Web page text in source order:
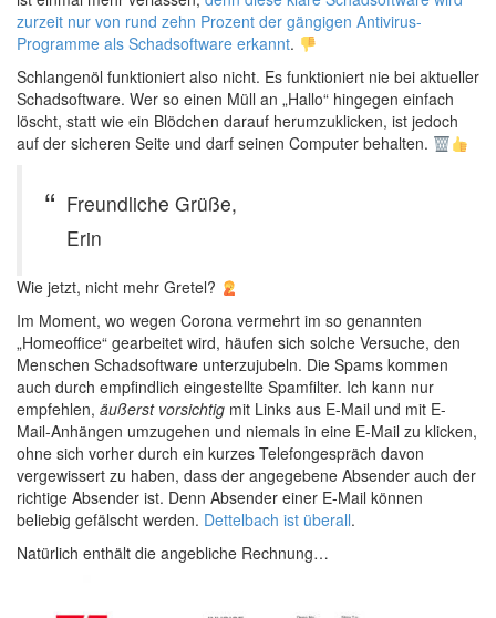
zurzeit nur von rund zehn Prozent der gängigen Antivirus-
Programme als Schadsoftware erkannt.
Schlangenöl funktioniert also nicht. Es funktioniert nie bei aktueller
Schadsoftware. Wer so einen Müll an „Hallo“ hingegen einfach
löscht, statt wie ein Blödchen darauf herumzuklicken, ist jedoch
auf der sicheren Seite und darf seinen Computer behalten.
Freundliche Grüße,
Erin
Wie jetzt, nicht mehr Gretel?
Im Moment, wo wegen Corona vermehrt im so genannten
„Homeoffice“ gearbeitet wird, häufen sich solche Versuche, den
Menschen Schadsoftware unterzujubeln. Die Spams kommen
auch durch empfindlich eingestellte Spamfilter. Ich kann nur
empfehlen, äußerst vorsichtig mit Links aus E-Mail und mit E-
Mail-Anhängen umzugehen und niemals in eine E-Mail zu klicken,
ohne sich vorher durch ein kurzes Telefongespräch davon
vergewissert zu haben, dass der angegebene Absender auch der
richtige Absender ist. Denn Absender einer E-Mail können
beliebig gefälscht werden. Dettelbach ist überall.
Natürlich enthält die angebliche Rechnung…